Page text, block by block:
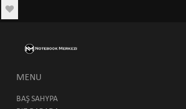
MENU
BAŞ SAHYPA